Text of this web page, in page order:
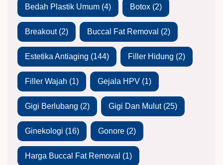
Bedah Plastik Umum (4) Botox (2)
Breakout(2) Buccal Fat Removal (2)
Estetika Antiaging (144) Filler Hidung (2)
Filler Wajah (1) Gejala HPV (1)
Gigi Berlubang (2) Gigi Dan Mulut(25)
Ginekologi (16) Gonore (2)
Harga Buccal Fat Removal (1)